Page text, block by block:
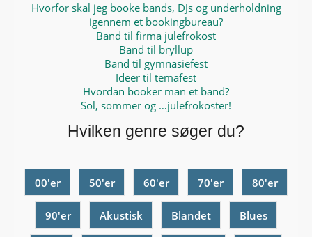
Hvorfor skal jeg booke bands, DJs og underholdning
igennem et bookingbureau?
Band til firma julefrokost
Band til bryllup
Band til gymnasiefest
Ideer til temafest
Hvordan booker man et band?
Sol, sommer og …julefrokoster!
Hvilken genre søger du?
00'er 50'er 60'er 70'er 80'er
90'er Akustisk Blandet Blues